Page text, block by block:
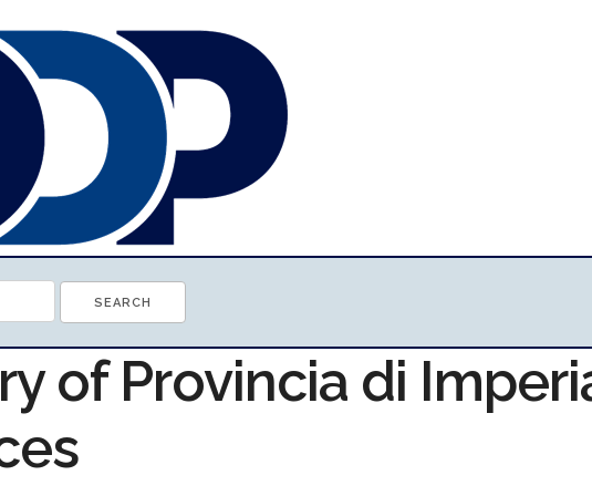
of Provincia di